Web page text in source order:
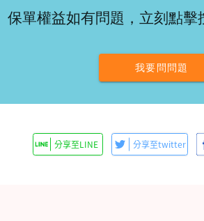
保單權益如有問題，立刻點擊
我要問問題